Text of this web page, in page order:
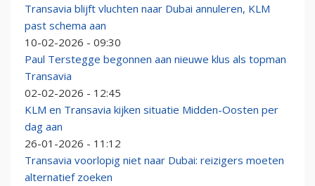
Transavia blijft vluchten naar Dubai annuleren, KLM
past schema aan
10-02-2026 - 09:30
Paul Terstegge begonnen aan nieuwe klus als topman
Transavia
02-02-2026 - 12:45
KLM en Transavia kijken situatie Midden-Oosten per
dag aan
26-01-2026 - 11:12
Transavia voorlopig niet naar Dubai: reizigers moeten
alternatief zoeken